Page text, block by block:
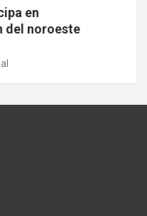
en
del noroeste